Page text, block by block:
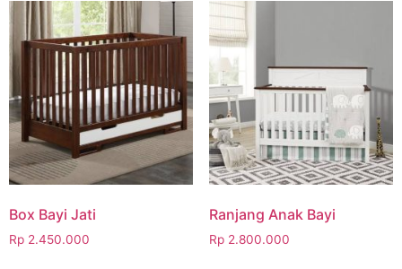
Box Bayi Jati
Rp 2.450.000
Ranjang Anak Bayi
Rp2.800.000